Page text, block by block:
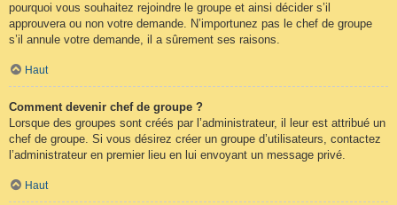
pourquoi vous souhaitez rejoindre le groupe et ainsi décider s’il
approuvera ou non votre demande. N’importunez pas le chef de groupe
s’il annule votre demande, il a sûrement ses raisons.
Haut
Comment devenir chef de groupe ?
Lorsque des groupes sont créés par l’administrateur, il leur est attribué un
chef de groupe. Si vous désirez créer un groupe d’utilisateurs, contactez
l’administrateur en premier lieu en lui envoyant un message privé.
Haut